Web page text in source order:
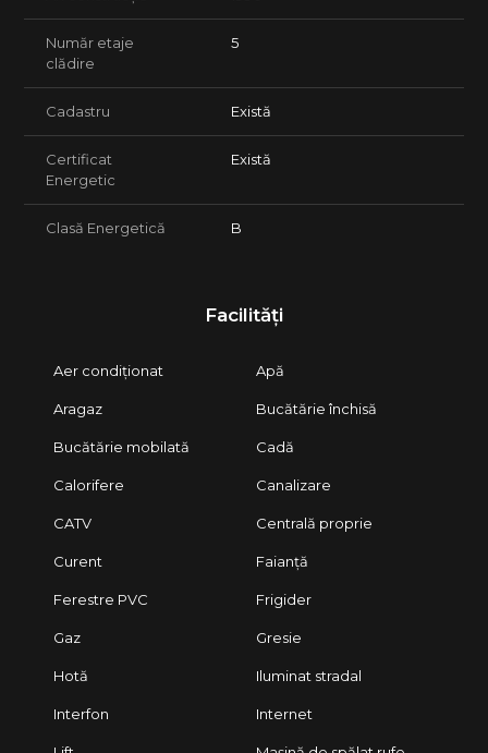
Număr etaje
clădire
5
Cadastru Există
Certificat
Energetic
Există
Clasă Energetică B
Facilități
Aer condiționat Apă
Aragaz Bucătărie închisă
Bucătărie mobilată Cadă
Calorifere Canalizare
CATV Centrală proprie
Curent Faianță
Ferestre PVC Frigider
Gaz Gresie
Hotă Iluminat stradal
Interfon Internet